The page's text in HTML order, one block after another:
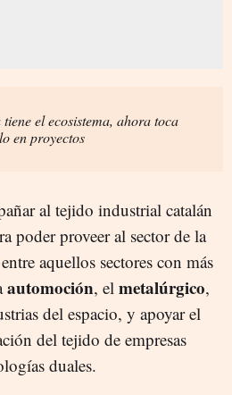
el ecosistema, ahora toca
en proyectos
al tejido industrial catalán
poder proveer al sector de la
aquellos sectores con más
automoción, el metalúrgico,
del espacio, y apoyar el
del tejido de empresas
duales.